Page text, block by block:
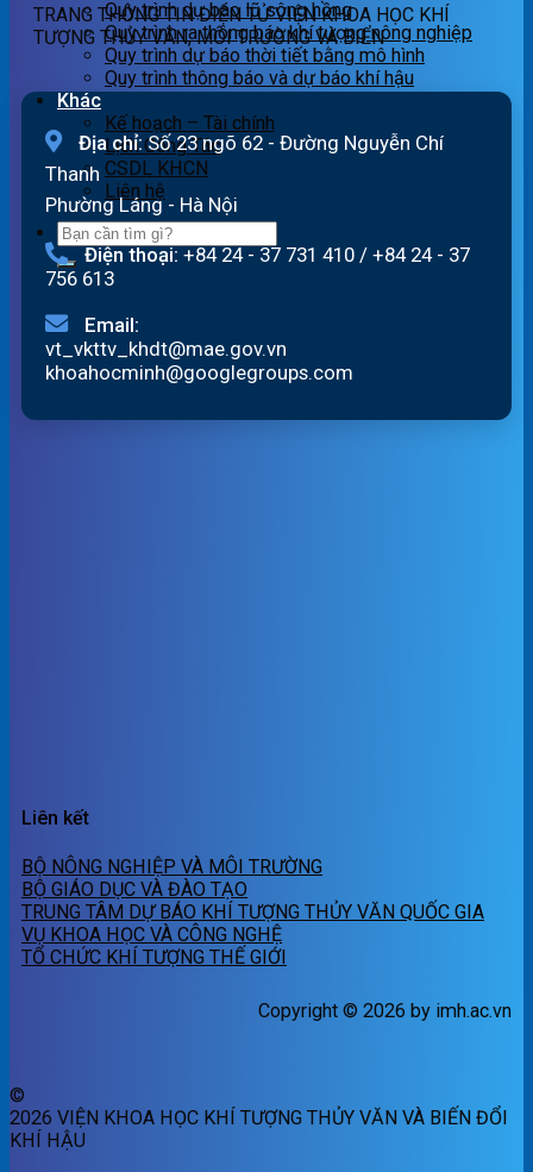
Quy trình dự báo lũ sông hồng
Quy trình ra thông báo khí tượng nông nghiệp
Quy trình dự báo thời tiết bằng mô hình
Quy trình thông báo và dự báo khí hậu
Khác
Kế hoạch – Tài chính
Lịch Công Tác
CSDL KHCN
Liên hệ
TRANG THÔNG TIN ĐIỆN TỬ VIỆN KHOA HỌC KHÍ
TƯỢNG THỦY VĂN, MÔI TRƯỜNG VÀ BIỂN
Địa chỉ:Số 23 ngõ 62 - Đường Nguyễn Chí
Thanh
Phường Láng - Hà Nội
Điện thoại: +84 24 - 37 731 410 / +84 24 - 37
756 613
Email:
vt_vkttv_khdt@mae.gov.vn
khoahocminh@googlegroups.com
Liên kết
BỘ NÔNG NGHIỆP VÀ MÔI TRƯỜNG
BỘ GIÁO DỤC VÀ ĐÀO TẠO
TRUNG TÂM DỰ BÁO KHÍ TƯỢNG THỦY VĂN QUỐC GIA
VỤ KHOA HỌC VÀ CÔNG NGHỆ
TỔ CHỨC KHÍ TƯỢNG THẾ GIỚI
Copyright © 2026 by imh.ac.vn
©
2026 VIỆN KHOA HỌC KHÍ TƯỢNG THỦY VĂN VÀ BIẾN ĐỔI
KHÍ HẬU